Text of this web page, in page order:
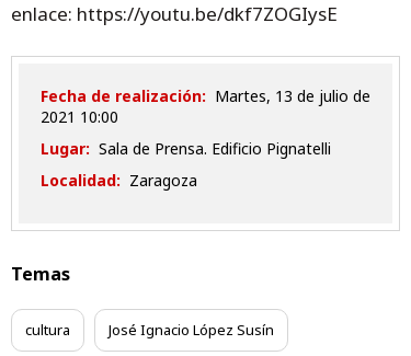
enlace: https://youtu.be/dkf7ZOGIysE
Fecha de realización: martes, 13 de julio de
2021 10:00
Lugar: Sala de Prensa. Edificio Pignatelli
Localidad: Zaragoza
Temas
cultura José Ignacio López Susín